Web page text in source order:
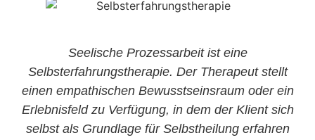
Seelische Prozessarbeit ist eine
Selbsterfahrungstherapie. Der Therapeut stellt
einen empathischen Bewusstseinsraum oder ein
Erlebnisfeld zu Verfügung, in dem der Klient sich
selbst als Grundlage für Selbstheilung erfahren